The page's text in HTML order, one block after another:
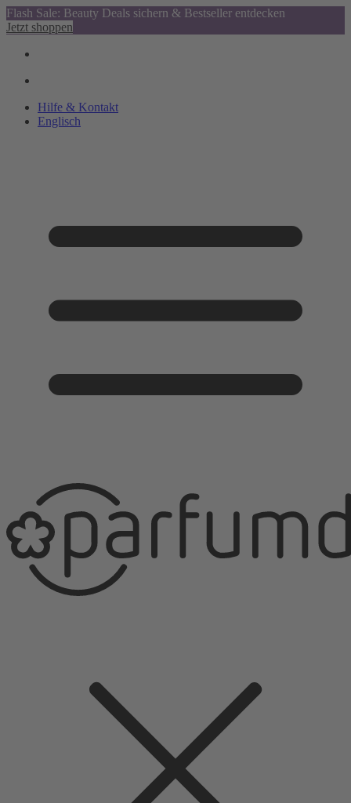
Flash Sale: Beauty Deals sichern & Bestseller entdecken
Jetzt shoppen
Hilfe & Kontakt
Englisch